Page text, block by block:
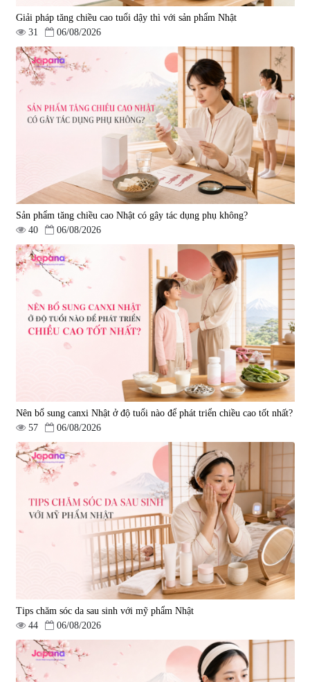
Viên uống bổ gan Ribeto Shoji
Hepaclean 60 viên
690.000 đ
Viên uống hỗ trợ cải thiện thoát
vị đĩa đệm Kyoto Has 30 viên
14.560
1.600.000 đ
Viên uống hỗ trợ giấc ngủ Fujina
Sleepy Nhật Bản 80 viên
580.000 đ
Viên uống phòng ngừa & hỗ trợ
điều trị đột quỵ Biken Kinase
Gold 60 viên
|0
1.570.000 đ
Giải pháp tăng chiều cao tuổi dậy thì với sản phẩm Nhật
31
06/08/2026
Sản phẩm tăng chiều cao Nhật có gây tác dụng phụ không?
40
06/08/2026
Nên bổ sung canxi Nhật ở độ tuổi nào để phát triển chiều cao tốt nhất?
57
06/08/2026
Tips chăm sóc da sau sinh với mỹ phẩm Nhật
44
06/08/2026